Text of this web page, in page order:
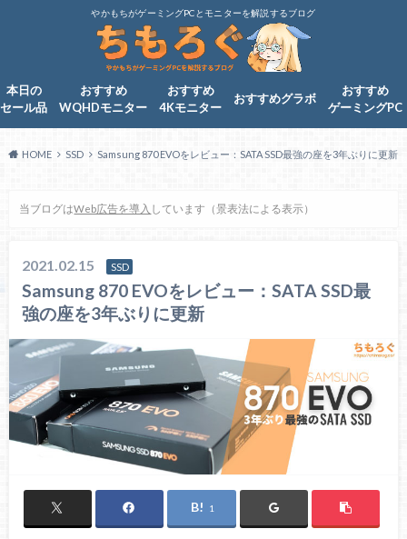
やかもちがゲーミングPCとモニターを解説するブログ
本日の
セール品
おすすめ
WQHDモニター
おすすめ
4Kモニター
おすすめグラボ
おすすめ
ゲーミングPC
HOME SSD Samsung 870 EVOをレビュー：SATA SSD最強の座を3年ぶりに更新
当ブログはWeb広告を導入 しています（景表法による表示）
2021.02.15 SSD
Samsung 870 EVOをレビュー：SATA SSD最
強の座を3年ぶりに更新
1